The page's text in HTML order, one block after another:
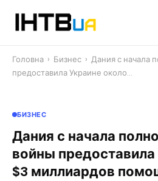
Головна › Бизнес › Дания с начала
предоставила Украине около…
БИЗНЕС
Дания с начала
войны
$3 миллиардов